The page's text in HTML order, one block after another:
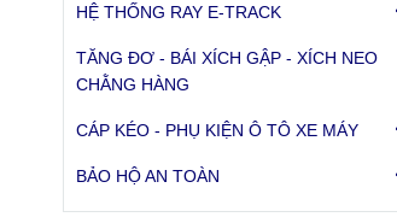
HỆ THỐNG RAY E-TRACK
TĂNG ĐƠ - BÁI XÍCH GẬP - XÍCH NEO
CHẰNG HÀNG
CÁP KÉO - PHỤ KIỆN Ô TÔ XE MÁY
BẢO HỘ AN TOÀN